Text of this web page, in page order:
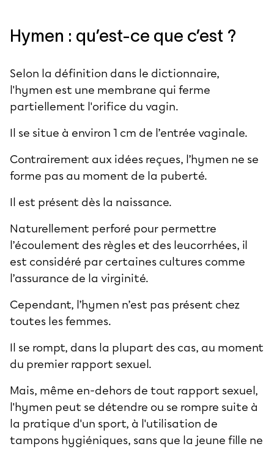
Hymen : qu’est-ce que c’est ?
Selon la définition dans le dictionnaire,
l'hymen est une membrane qui ferme
partiellement l'orifice du vagin.
Il se situe à environ 1 cm de l’entrée vaginale.
Contrairement aux idées reçues, l’hymen ne se
forme pas au moment de la puberté.
Il est présent dès la naissance.
Naturellement perforé pour permettre
l’écoulement des règles et des leucorrhées, il
est considéré par certaines cultures comme
l’assurance de la virginité.
Cependant, l’hymen n’est pas présent chez
toutes les femmes.
Il se rompt, dans la plupart des cas, au moment
du premier rapport sexuel.
Mais, même en-dehors de tout rapport sexuel,
l'hymen peut se détendre ou se rompre suite à
la pratique d'un sport, à l'utilisation de
tampons hygiéniques, sans que la jeune fille ne